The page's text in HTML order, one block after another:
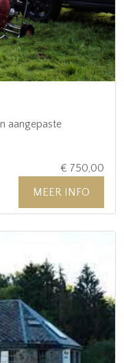
aangepaste
€ 750,00
MEER INFO